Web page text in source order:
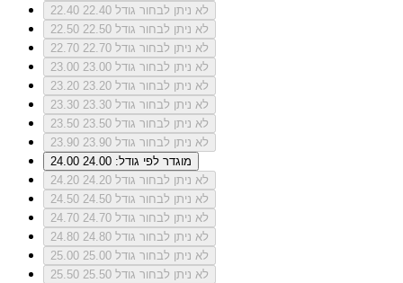
22.40
לא ניתן לבחור גודל 22.40
22.50
לא ניתן לבחור גודל 22.50
22.70
לא ניתן לבחור גודל 22.70
23.00
לא ניתן לבחור גודל 23.00
23.20
לא ניתן לבחור גודל 23.20
23.30
לא ניתן לבחור גודל 23.30
23.50
לא ניתן לבחור גודל 23.50
23.90
לא ניתן לבחור גודל 23.90
24.00
מוגדר לפי גודל: 24.00
24.20
לא ניתן לבחור גודל 24.20
24.50
לא ניתן לבחור גודל 24.50
24.70
לא ניתן לבחור גודל 24.70
24.80
לא ניתן לבחור גודל 24.80
25.00
לא ניתן לבחור גודל 25.00
25.50
לא ניתן לבחור גודל 25.50